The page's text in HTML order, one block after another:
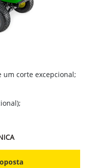
corte excepcional;